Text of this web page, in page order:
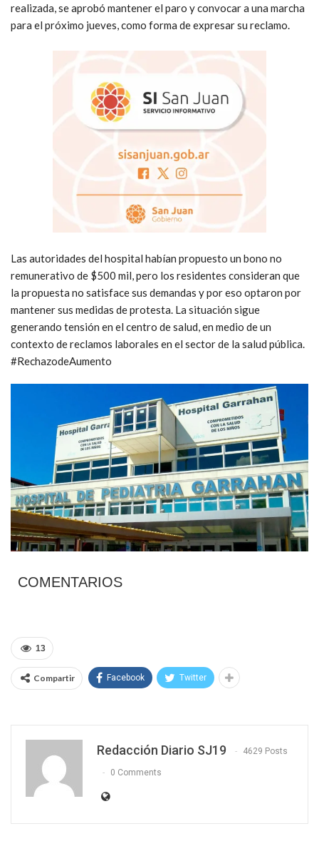
realizada, se aprobó mantener el paro y convocar a una marcha
para el próximo jueves, como forma de expresar su reclamo.
Las autoridades del hospital habían propuesto un bono no
remunerativo de $500 mil, pero los residentes consideran que
la propuesta no satisface sus demandas y por eso optaron por
mantener sus medidas de protesta. La situación sigue
generando tensión en el centro de salud, en medio de un
contexto de reclamos laborales en el sector de la salud pública.
#RechazodeAumento
COMENTARIOS
13
Compartir Facebook Twitter
Redacción Diario SJ19 4629 Posts
0 Comments